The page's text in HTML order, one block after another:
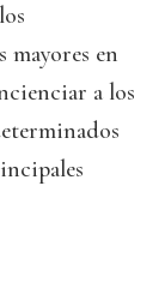
mayores en
a los